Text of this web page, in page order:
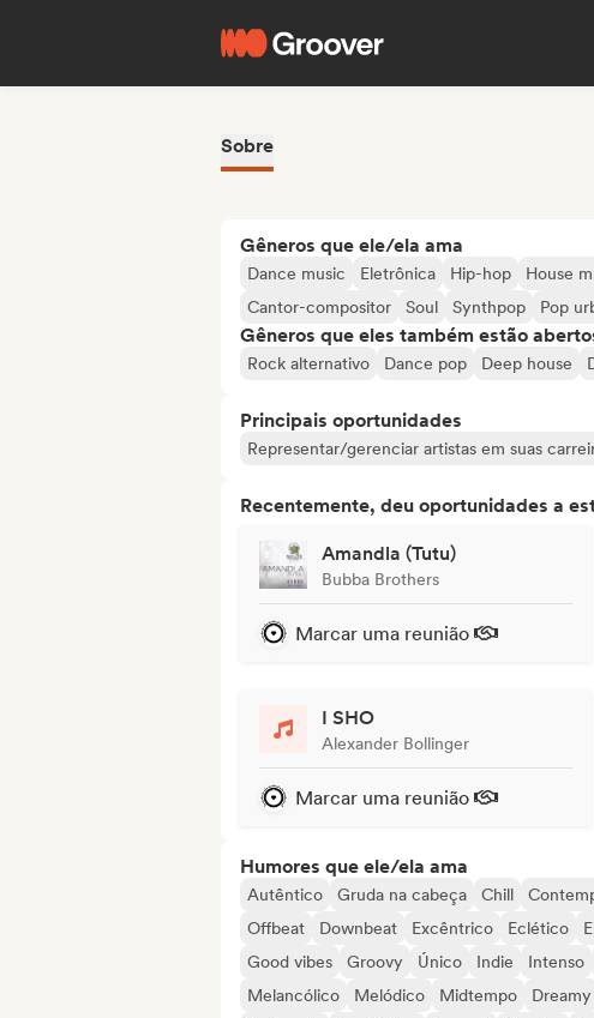
Sobre
Gêneros que ele/ela ama
Dance music Eletrônica Hip-hop House
Cantor-compositor
Soul Synthpop Pop
Gêneros que eles também estão
Rock alternativo Dance pop Deep house
Principais oportunidades
Representar/gerenciar artistas em suas
Recentemente, deu oportunidades a
Amandla (Tutu)
Bubba Brothers
Marcar uma reunião
I SHO
Alexander Bollinger
Marcar uma reunião
Humores que ele/ela ama
Autêntico Gruda na cabeça Chill
Offbeat
Downbeat Excêntrico Eclético
Good vibes
Groovy Único Indie Intenso
Melancólico
Melódico Midtempo Dreamy